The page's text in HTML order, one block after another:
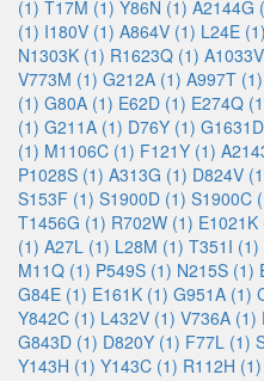
(1) T17M (1) Y86N (1) A2144G
(1) I180V (1) A864V (1) L24E (1)
N1303K (1) R1623Q (1)
V773M (1) G212A (1) A997T (1)
(1) G80A (1) E62D (1) E274Q
(1) G211A (1) D76Y (1)
(1) M1106C (1) F121Y (1)
P1028S (1) A313G (1) D824V
S153F (1) S1900D (1) S1900C
T1456G (1) R702W (1) E1021K
(1) A27L (1) L28M (1) T351I (1)
M11Q (1) P549S (1) N215S (1)
G84E (1) E161K (1) G951A (1)
Y842C (1) L432V (1) V736A (1)
G843D (1) D820Y (1) F77L (1)
Y143H (1) Y143C (1) R112H (1)